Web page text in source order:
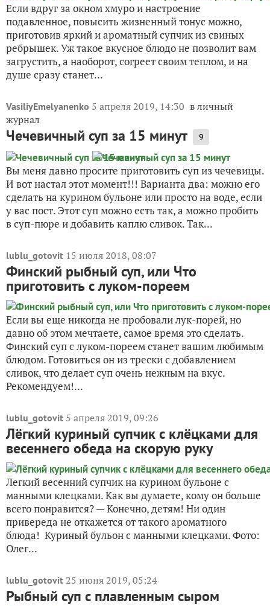
Если вдруг за окном хмуро и настроение
подавленное, повысить жизненный тонус можно,
приготовив яркий и ароматный супчик из свиных
ребрышек. Уж такое вкусное блюдо не позволит вам
загрустить, а наоборот, согреет своим теплом, и на
душе сразу станет...
VasiliyEmelyanenko 5 апреля 2019, 14:30 в личный
журнал
Чечевичный суп за 15 минут 9
Вы меня давно просите приготовить суп из чечевицы.
И вот настал этот момент!!! Варианта два: можно его
сделать на курином бульоне или просто на воде, если
у вас пост. Этот суп можно есть так, а можно пробить
в суп-пюре и добавить каплю сливок. Так...
lublu_gotovit 15 июля 2018, 08:07
Финский рыбный суп, или Что
приготовить с луком-пореем
Если вы еще никогда не пробовали лук-порей, но
давно об этом мечтаете, самое время это сделать.
Финский суп с луком-пореем станет вашим любимым
блюдом. Готовиться он из трески с добавлением
сливок, что делает суп очень нежным на вкус.
Рекомендуем!...
lublu_gotovit 5 апреля 2019, 09:26
Лёгкий куриный супчик с клёцками для
весеннего обеда на скорую руку
Легкий весенний супчик на курином бульоне с
манными клецками. Как вы думаете, кому он больше
всего понравится? — Конечно, детям! Ни один
привереда не откажется от такого ароматного
блюда! Куриный бульон с манными клецками. Фото:
Олег...
lublu_gotovit 25 июня 2019, 05:24
Рыбный суп с плавленным сыром